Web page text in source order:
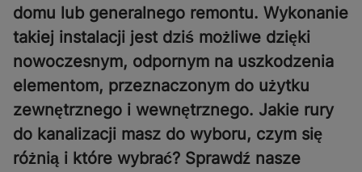
domu lub generalnego remontu. Wykonanie
takiej instalacji jest dziś możliwe dzięki
nowoczesnym, odpornym na uszkodzenia
elementom, przeznaczonym do użytku
zewnętrznego i wewnętrznego. Jakie rury
do kanalizacji masz do wyboru, czym się
różnią i które wybrać? Sprawdź nasze